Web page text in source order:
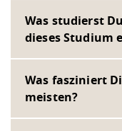
Kontakt und
Qualitätssicherung
Was studierst
dieses Studium
Was fasziniert
meisten?